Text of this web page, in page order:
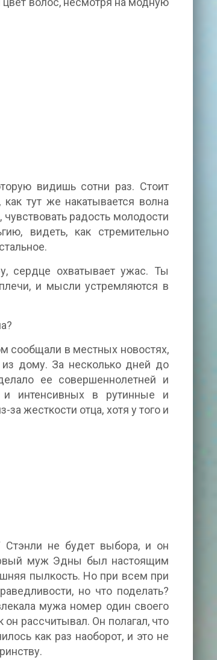
видишь сотни раз. Стоит
тут же накатывается волна
радость молодости
видеть, как стремительно
сердце охватывает ужас. Ты
и мысли устремляются в
сообщали в местных новостях,
дому. За несколько дней до
ее совершеннолетней и
и интенсивных в рутинные и
жесткости отца, хотя у того и
не будет выбора, и он
муж Эдны был настоящим
пылкость. Но при всем при
но что поделать?
мужа номер один своего
он рассчитывал. Он полагал, что
как раз наоборот, и это не